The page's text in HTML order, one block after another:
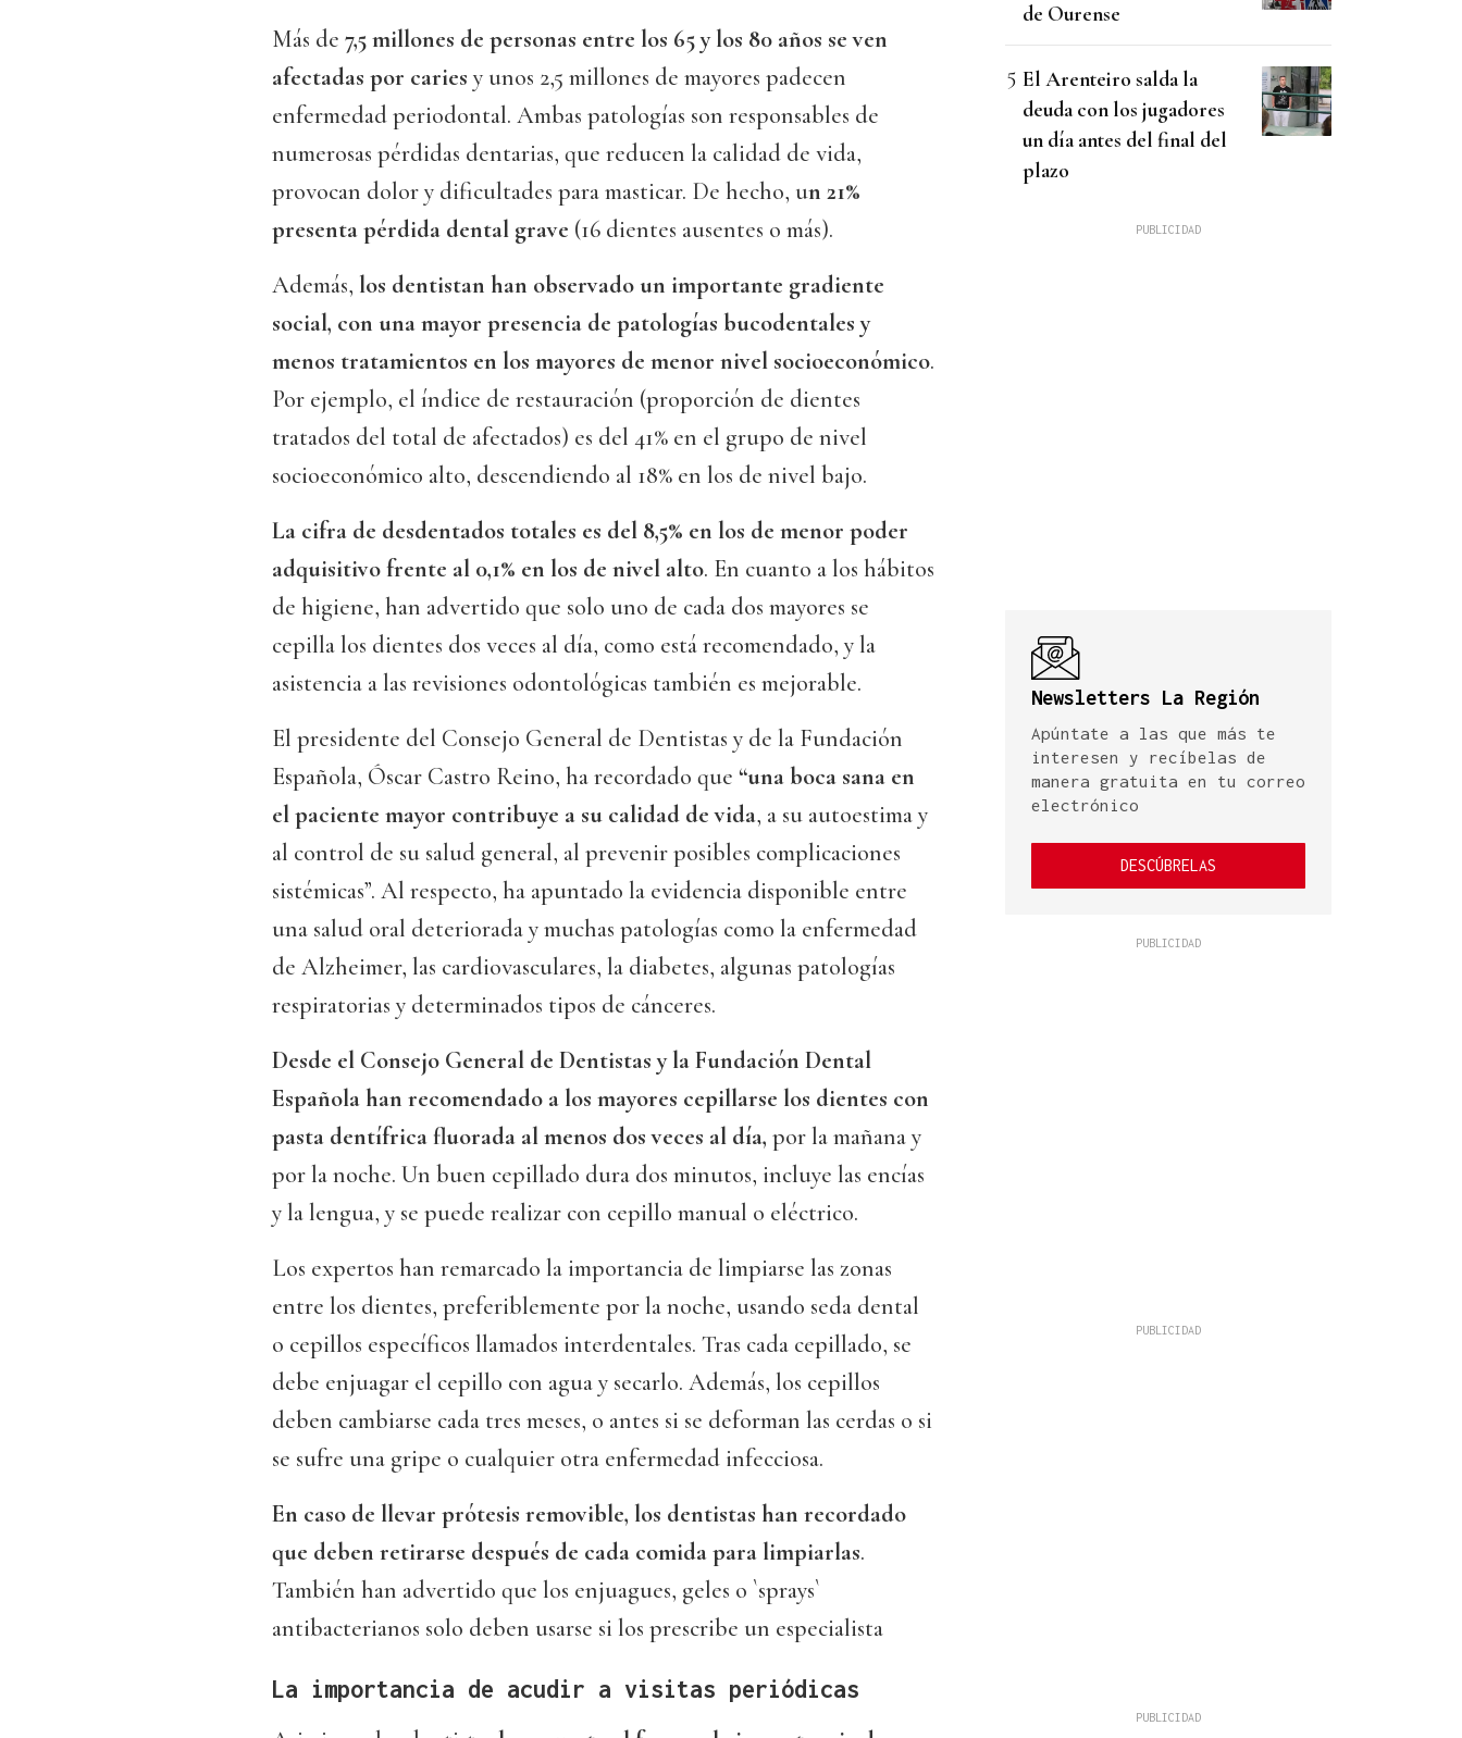
Más de 7,5 millones de personas entre los 65 y los 80 años se ven
afectadas por caries y unos 2,5 millones de mayores padecen
enfermedad periodontal. Ambas patologías son responsables de
numerosas pérdidas dentarias, que reducen la calidad de vida,
provocan dolor y dificultades para masticar. De hecho, un 21%
presenta pérdida dental grave (16 dientes ausentes o más).
Además, los dentistan han observado un importante gradiente
social, con una mayor presencia de patologías bucodentales y
menos tratamientos en los mayores de menor nivel socioeconómico.
Por ejemplo, el índice de restauración (proporción de dientes
tratados del total de afectados) es del 41% en el grupo de nivel
socioeconómico alto, descendiendo al 18% en los de nivel bajo.
La cifra de desdentados totales es del 8,5% en los de menor poder
adquisitivo frente al 0,1% en los de nivel alto. En cuanto a los hábitos
de higiene, han advertido que solo uno de cada dos mayores se
cepilla los dientes dos veces al día, como está recomendado, y la
asistencia a las revisiones odontológicas también es mejorable.
El presidente del Consejo General de Dentistas y de la Fundación
Española, Óscar Castro Reino, ha recordado que “una boca sana en
el paciente mayor contribuye a su calidad de vida, a su autoestima y
al control de su salud general, al prevenir posibles complicaciones
sistémicas”. Al respecto, ha apuntado la evidencia disponible entre
una salud oral deteriorada y muchas patologías como la enfermedad
de Alzheimer, las cardiovasculares, la diabetes, algunas patologías
respiratorias y determinados tipos de cánceres.
Desde el Consejo General de Dentistas y la Fundación Dental
Española han recomendado a los mayores cepillarse los dientes con
pasta dentífrica fluorada al menos dos veces al día, por la mañana y
por la noche. Un buen cepillado dura dos minutos, incluye las encías
y la lengua, y se puede realizar con cepillo manual o eléctrico.
Los expertos han remarcado la importancia de limpiarse las zonas
entre los dientes, preferiblemente por la noche, usando seda dental
o cepillos específicos llamados interdentales. Tras cada cepillado, se
debe enjuagar el cepillo con agua y secarlo. Además, los cepillos
deben cambiarse cada tres meses, o antes si se deforman las cerdas o si
se sufre una gripe o cualquier otra enfermedad infecciosa.
En caso de llevar prótesis removible, los dentistas han recordado
que deben retirarse después de cada comida para limpiarlas.
También han advertido que los enjuagues, geles o `sprays`
antibacterianos solo deben usarse si los prescribe un especialista
La importancia de acudir a visitas periódicas
de Ourense
El Arenteiro salda la
deuda con los jugadores
un día antes del final del
plazo
Newsletters La Región
Apúntate a las que más te
interesen y recíbelas de
manera gratuita en tu correo
electrónico
DESCÚBRELAS